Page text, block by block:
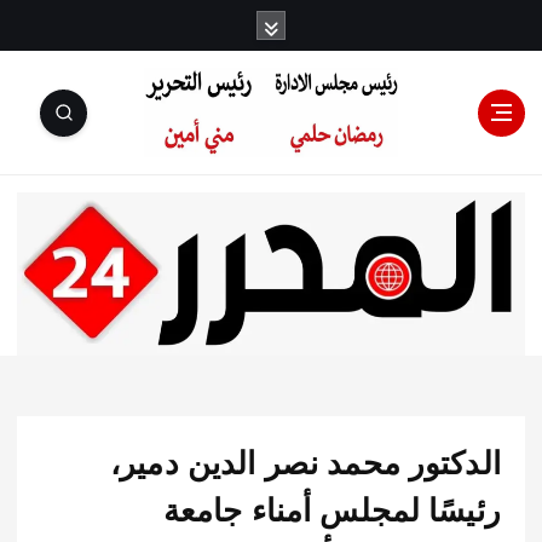
رئيس مجلس
الإدارة: رمضان
التحرير:مني أمين
محمد نصر الدين دمير،
لمجلس أمناء جامعة